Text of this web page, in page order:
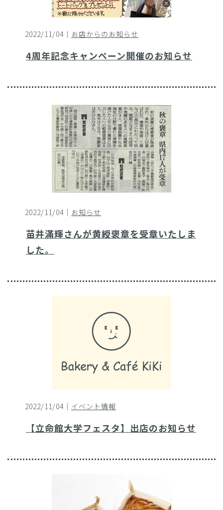
2022/11/04｜ お店からのお知らせ
4周年記念キャンペーン開催のお知らせ
2022/11/04｜ お知らせ
苗井滿輝さんが黄綬褒章を受章いたしま
した。
2022/11/04｜ イベント情報
【立命館大学フェスタ】出店のお知らせ